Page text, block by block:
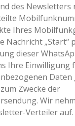
des Newsletters
Ihres
Nachricht „Start“
dieser
Ihre Einwilligung
Daten
Zwecke der
Wir
Verteiler auf.